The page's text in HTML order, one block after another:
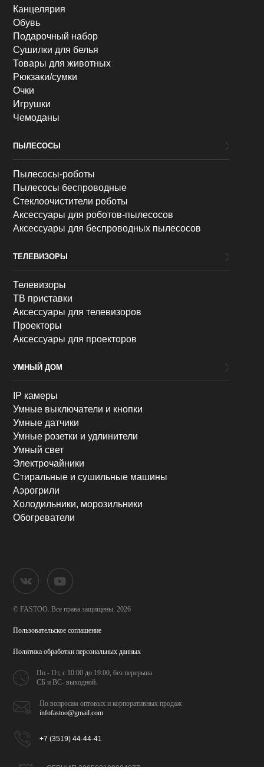
Канцелярия
Обувь
Подарочный набор
Сушилки для белья
Товары для животных
Рюкзаки/сумки
Очки
Игрушки
Чемоданы
ПЫЛЕСОСЫ
Пылесосы-роботы
Пылесосы беспроводные
Стеклоочистители роботы
Аксессуары для роботов-пылесосов
Аксессуары для беспроводных пылесосов
ТЕЛЕВИЗОРЫ
Телевизоры
ТВ приставки
Аксессуары для телевизоров
Проекторы
Аксессуары для проекторов
УМНЫЙ ДОМ
IP камеры
Умные выключатели и кнопки
Умные датчики
Умные розетки и удлинители
Умный свет
Электрочайники
Стиральные и сушильные машины
Аэрогрили
Холодильники, морозильники
Обогреватели
© FASTOO. Все права защищены. 2026
Пользовательское соглашение
Политика обработкиперсональных данных
Пн - Пт, с 10:00 до 19:00,без перерыва.
СБ и ВС- выходной.
По вопросам оптовых икорпоративных продаж
infofastoo@gmail.com
+7 (3519) 44-44-41
ОГРНИП 320508100094077